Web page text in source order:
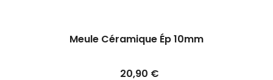
Meule Céramique Ép 10mm
Prix
20,90 €